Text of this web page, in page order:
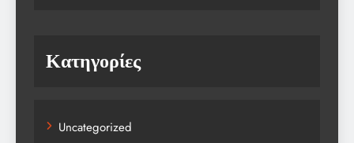
Κατηγορίες
Uncategorized